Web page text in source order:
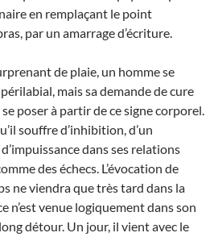
en remplaçant le point
par un amarrage d’écriture.
de plaie, un homme se
mais sa demande de cure
poser à partir de ce signe corporel.
souffre d’inhibition, d’un
dans ses relations
des échecs. L’évocation de
ne viendra que très tard dans la
n’est venue logiquement dans son
détour. Un jour, il vient avec le